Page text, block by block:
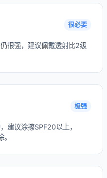
很必要
很强，建议佩戴透射比2级
极强
建议涂擦SPF20以上，